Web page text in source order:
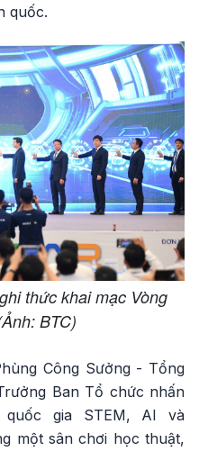
quốc.
thức khai mạc Vòng
BTC)
Công Sưởng - Tổng
Ban Tổ chức nhấn
gia STEM, AI và
một sân chơi học thuật,